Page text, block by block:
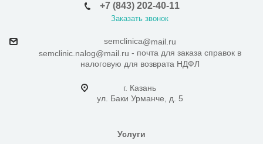
+7 (843) 202-40-11
Заказать звонок
semclinica@mail.ru
semclinic.nalog@mail.ru - почта для заказа справок в
налоговую для возврата НДФЛ
г. Казань
ул. Баки Урманче, д. 5
Услуги